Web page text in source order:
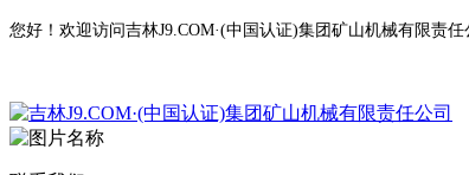
您好！欢迎访问吉林J9.COM·(中国认证)集团矿山机械有限责任